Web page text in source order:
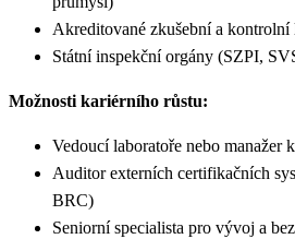
Akreditované zkušební a kontrolní
Státní inspekční orgány (SZPI,
Možnosti kariérního růstu:
Vedoucí laboratoře nebo manažer
Auditor externích certifikačních
BRC)
Seniorní specialista pro vývoj a